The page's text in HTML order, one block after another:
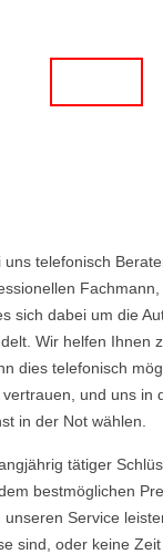
uns telefonisch
sich dabei um die
Wir helfen Ihnen
dies telefonisch
und uns in
in der Not wählen.
tätiger
bestmöglichen
Service
sind, oder keine